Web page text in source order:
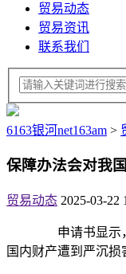
贸易动态
贸易资讯
联系我们
6163银河net163am >
保障办法会对我
贸易动态 2025-03-22
申请书显示，
国内财产遭到严沉